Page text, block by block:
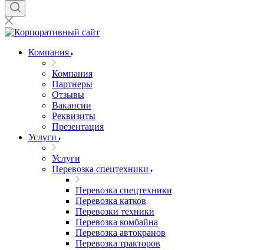
Компания
Компания
Партнеры
Отзывы
Вакансии
Реквизиты
Презентация
Услуги
Услуги
Перевозка спецтехники
Перевозка спецтехники
Перевозка катков
Перевозки техники
Перевозка комбайна
Перевозка автокранов
Перевозка тракторов